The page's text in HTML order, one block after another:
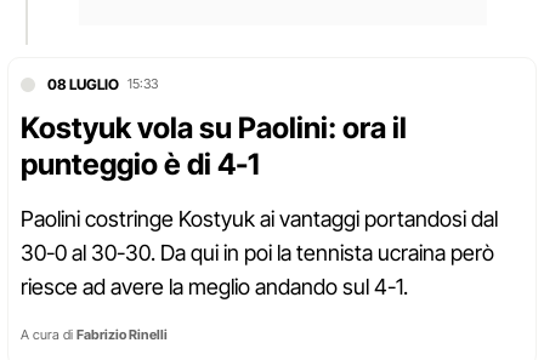
08 LUGLIO 15:33
Kostyuk vola su Paolini: ora il
punteggio è di 4-1
Paolini costringe Kostyuk ai vantaggi portandosi dal
30-0 al 30-30. Da qui in poi la tennista ucraina però
riesce ad avere la meglio andando sul 4-1.
A cura di Fabrizio Rinelli